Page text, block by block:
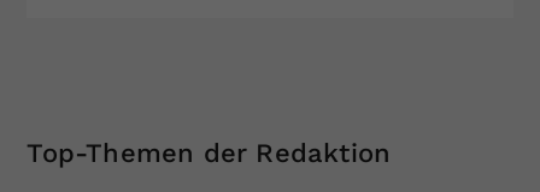
Top-Themen der Redaktion